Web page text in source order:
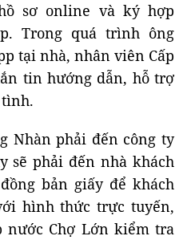
sơ online và ký hợp
Trong quá trình ông
tại nhà, nhân viên Cấp
tin hướng dẫn, hỗ trợ
Nhàn phải đến công ty
sẽ phải đến nhà khách
bản giấy để khách
hình thức trực tuyến,
nước Chợ Lớn kiểm tra